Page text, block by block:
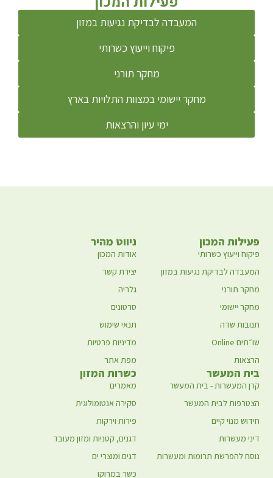
המעבדה לבדיקת נגיעות במזון
פיקוח וייעוץ כשרותי
מחקר תורני
מחקר יישומי במצוות התלויות בארץ
ימי עיון והרצאות
ניווט מהיר
אודות המכון
יצירת קשר
גלריה
סרטונים
תנאי שימוש
מדיניות פרטיות
מפת אתר
פעילות המכון
פיקוח וייעוץ כשרותי
המעבדה לבדיקת נגיעות במזון
מחקר תורני
מחקר יישומי
תנובות שדה
שו״תים Online
הרצאות
כשרות המזון
מאמרים
סקירה אנטומולוגית
פירות וירקות
דגנים, קטניות ומזון מעובד
דגים ומוצרי ים
כשר במרוקו
בית המעשר
קרן המעשרות - בית המעשר
הצטרפות לבית המעשר
חידוש מנוי קיים
דיני מעשרות
נוסח להפרשת תרומות ומעשרות